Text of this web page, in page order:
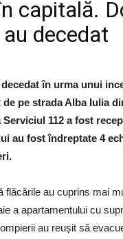
capitală.
decedat
în urma unui
pe strada Alba Iulia
112 a fost
au fost îndreptate 4
flăcările au cuprins mai
a apartamentului cu
au reușit să